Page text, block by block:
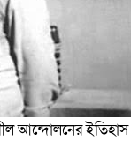
আন্দোলনের